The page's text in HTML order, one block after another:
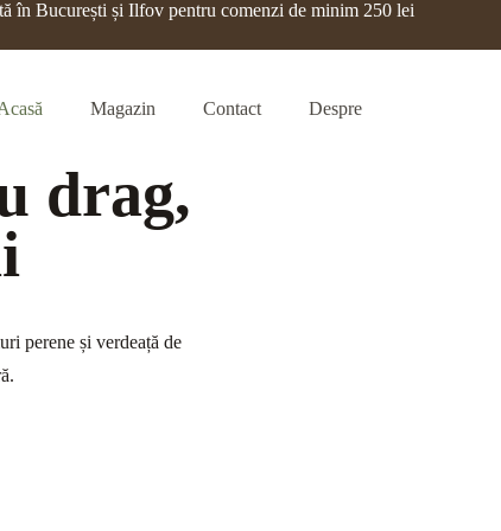
în București și Ilfov pentru comenzi de minim 250 lei
Magazin Contact Despre
drag,
perene și verdeață de